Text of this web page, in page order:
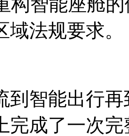
法规要求。
到智能出行
完成了一次